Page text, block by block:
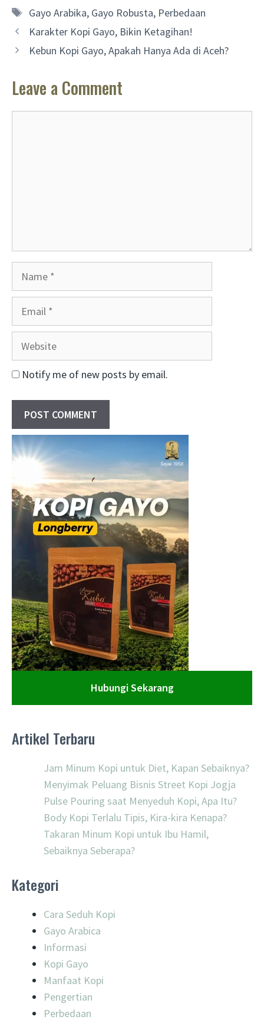
Tags
Gayo Arabika, Gayo Robusta, Perbedaan
Karakter Kopi Gayo, Bikin Ketagihan!
Kebun Kopi Gayo, Apakah Hanya Ada di Aceh?
Leave a Comment
Website
Notify me of new posts by email.
Hubungi Sekarang
Artikel Terbaru
Jam Minum Kopi untuk Diet, Kapan Sebaiknya?
Menyimak Peluang Bisnis Street Kopi Jogja
Pulse Pouring saat Menyeduh Kopi, Apa Itu?
Body Kopi Terlalu Tipis, Kira-kira Kenapa?
Takaran Minum Kopi untuk Ibu Hamil,
Sebaiknya Seberapa?
Kategori
Cara Seduh Kopi
Gayo Arabica
Informasi
Kopi Gayo
Manfaat Kopi
Pengertian
Perbedaan